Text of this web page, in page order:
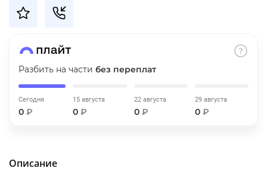
Разбить на части без переплат
Сегодня
0 ₽
15 августа
0₽
22 августа
0 ₽
29 августа
0 ₽
Описание
по25
Подробнее